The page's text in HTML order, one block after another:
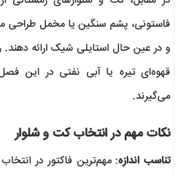
فاستونی، پشم سنگین یا مخمل طراحی
و در عین حال استایلی شیک ارائه دهند.
قهوه‌ای تیره یا آبی نفتی در این فصل
می‌گیرند.
نکات مهم در انتخاب کت و شلوار
تناسب اندازه: مهم‌ترین فاکتور در